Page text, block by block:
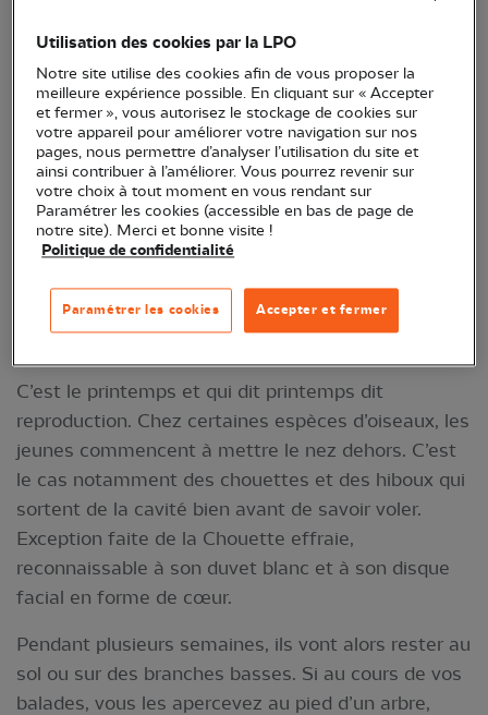
voire indispensable de les laisser sur place.
Jeune Chouette hulotte - Crédit photo :
Christine Kritstof
C’est le printemps et qui dit printemps dit
reproduction. Chez certaines espèces d’oiseaux, les
jeunes commencent à mettre le nez dehors. C’est
le cas notamment des chouettes et des hiboux qui
sortent de la cavité bien avant de savoir voler.
Exception faite de la Chouette effraie,
reconnaissable à son duvet blanc et à son disque
facial en forme de cœur.
Pendant plusieurs semaines, ils vont alors rester au
sol ou sur des branches basses. Si au cours de vos
balades, vous les apercevez au pied d’un arbre,
Utilisation des cookies par la LPO
Notre site utilise des cookies afin de vous proposer la
meilleure expérience possible. En cliquant sur « Accepter
et fermer », vous autorisez le stockage de cookies sur
votre appareil pour améliorer votre navigation sur nos
pages, nous permettre d’analyser l’utilisation du site et
ainsi contribuer à l’améliorer. Vous pourrez revenir sur
votre choix à tout moment en vous rendant sur
Paramétrer les cookies (accessible en bas de page de
notre site). Merci et bonne visite !
Politique de confidentialité
Accepter et fermer
Paramétrer les cookies